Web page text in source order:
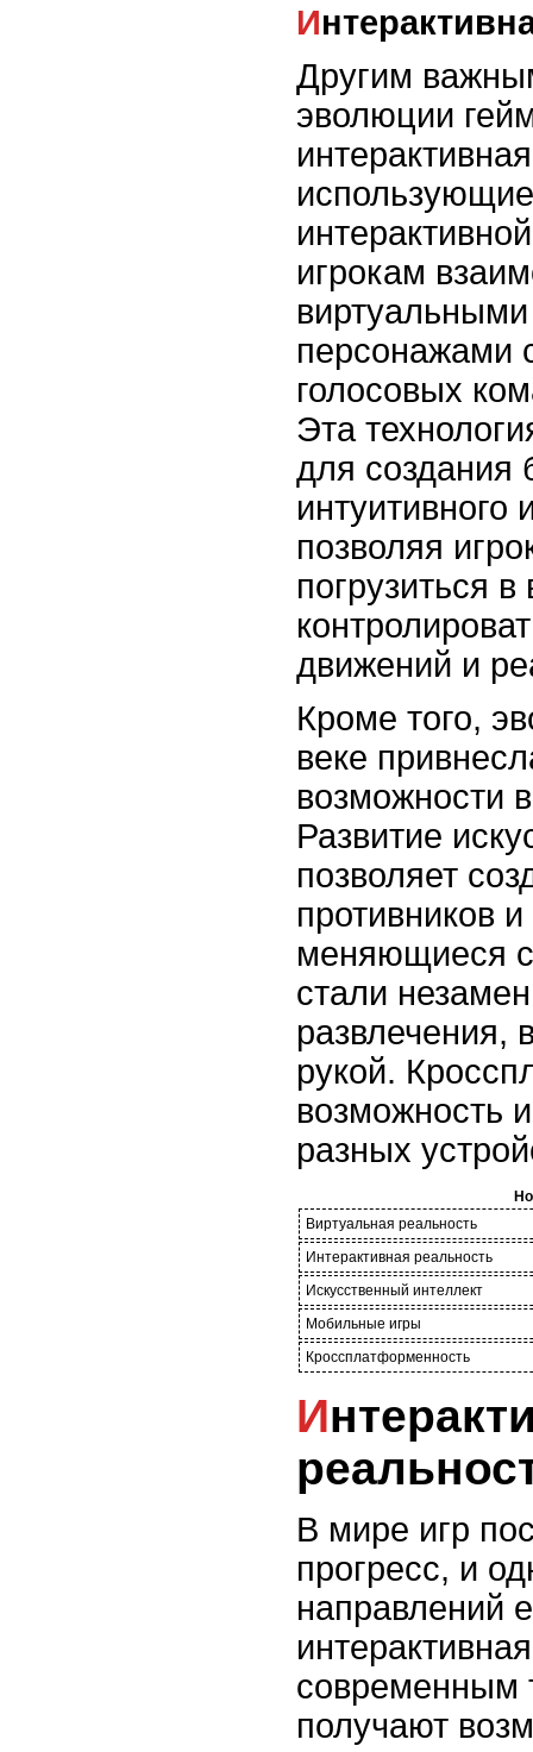
Другим
эволюции
игрокам
персонажами
голосовых
Эта
для создания
интуитивного
позволяя
погрузиться
движений и
Кроме того,
веке
возможности
Развитие
позволяет
противников
меняющиеся
стали
развлечения,
рукой.
возможность
разных
Виртуальная реальность
Интерактивная реальность
Искусственный интеллект
Мобильные игры
Кроссплатформенность
Интерактивная
В мире игр
прогресс, и
направлений
современным
получают